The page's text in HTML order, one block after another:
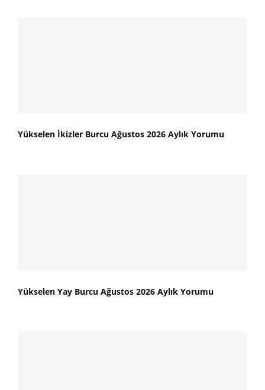
Yükselen İkizler Burcu Ağustos 2026 Aylık Yorumu
Yükselen Yay Burcu Ağustos 2026 Aylık Yorumu